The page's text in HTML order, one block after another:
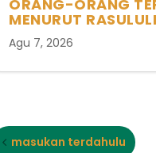
ORANG-ORANG
MENURUT
Agu 7, 2026
masukan terdahulu